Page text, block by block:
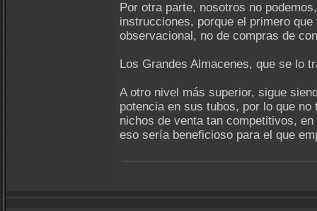
Por otra parte, nosotros no
instrucciones, porque el primero
observacional, no de compras de
Los Grandes Almacenes, que se lo
A otro nivel más superior, sigue
potencia en sus tubos, por lo que
nichos de venta tan competitivos,
eso sería beneficioso para el que